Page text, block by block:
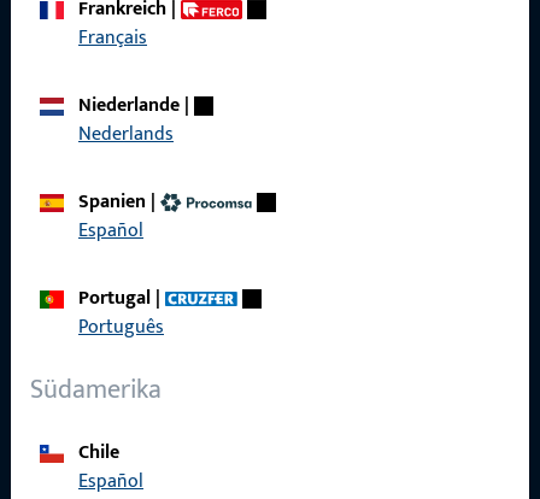
zuverlässig.
Kontaktieren Sie uns
Frankreich|
Français
Niederlande|
Nederlands
Spanien |
Español
Portugal|
Português
Südamerika
Chile
Español
Allgemeines